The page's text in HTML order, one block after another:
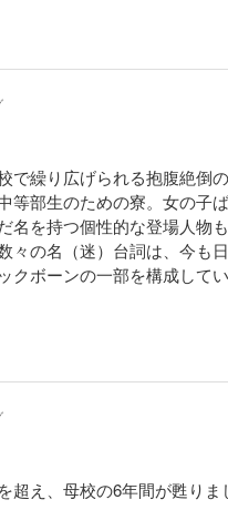
で繰り広げられる抱腹絶倒の
等部生のための寮。女の子
名を持つ個性的な登場人物も
々の名（迷）台詞は、今も
クボーンの一部を構成してい
超え、母校の6年間が甦り